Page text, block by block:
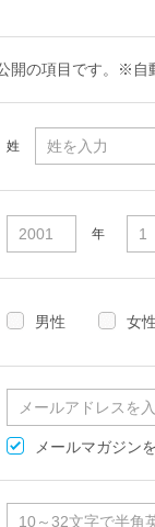
開の項目です。※
姓
年
男性 女性
メールマガジン